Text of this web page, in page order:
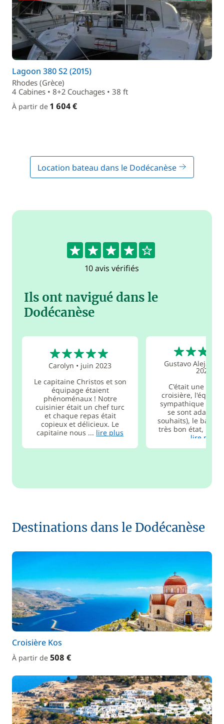
Lagoon 380 S2 (2015)
Rhodes (Grèce)
4 Cabines • 8+2 Couchages • 38 ft
À partir de 1 604 €
Location bateau dans le Dodécanèse
4.4
10 avis vérifiés
Ils ont navigué dans le
Dodécanèse
Carolyn • juin 2023
Le capitaine Christos et son
équipage étaient
phénoménaux ! Notre
cuisinier était un chef turc
et chaque repas était
copieux et délicieux. Le
capitaine nous ... lire plus
Gustavo
2022
C'était une
croisière,
sympathique et
se sont adaptés
souhaits), le
très bon état, la
lire plus
Destinations dans le Dodécanèse
Croisière Kos
À partir de 508 €